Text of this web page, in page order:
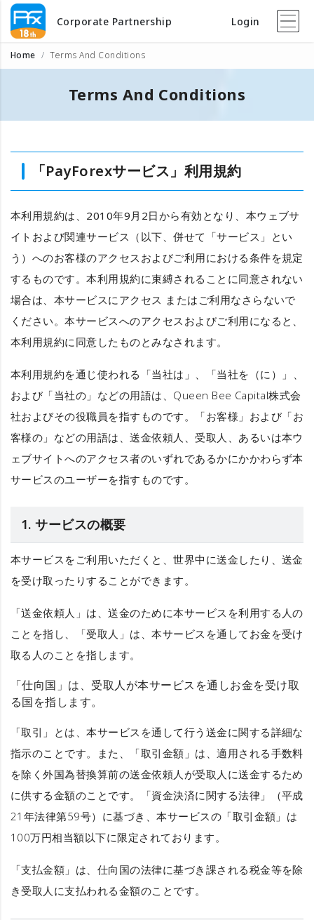
Corporate Partnership Login
Home Terms And Conditions
Terms And Conditions
「PayForexサービス」利用規約
本利用規約は、 2010年9月2日から有効となり、本ウェブサ
イトおよび関連サービス（以下、併せて「サービス」とい
う）へのお客様のアクセスおよびご利用における条件を規定
するものです。本利用規約に束縛されることに同意されない
場合は、本サービスにアクセス またはご利用なさらないで
ください。本サービスへのアクセスおよびご利用になると、
本利用規約に同意したものとみなされます。
本利用規約を通じ使われる 「当社は」 、 「当社を（に）」 、
および 「当社の」 などの用語は、Queen Bee Capital株式会
社およびその役職員を指すものです。
「お客様」 および 「お
客様の」 などの用語は、送金依頼人、受取人、あるいは本ウ
ェブサイトへのアクセス者のいずれであるかにかかわらず本
サービスのユーザーを指すものです。
1. サービスの概要
本サービスをご利用いただくと、世界中に送金したり、送金
を受け取ったりすることができます。
「送金依頼人」 は、送金のために本サービスを利用する人の
ことを指し、
「受取人」 は、本サービスを通してお金を受け
取る人のことを指します。
「仕向国」 は、受取人が本サービスを通しお金を受け取
る国を指します。
「取引」 とは、本サービスを通して行う送金に関する詳細な
指示のことです。また、
「取引金額」 は、適用される手数料
を除く外国為替換算前の送金依頼人が受取人に送金するため
に供する金額のことです。「資金決済に関する法律」（平成
21年法律第59号）に基づき、本サービスの 「取引金額」 は
100万円相当額以下に限定されております。
「支払金額」 は、仕向国の法律に基づき課される税金等を除
き受取人に支払われる金額のことです。